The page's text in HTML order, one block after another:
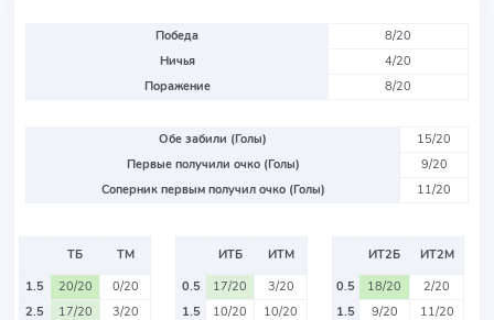
Победа
8/20
Ничья
4/20
Поражение
8/20
Обе забили (Голы)
15/20
Первые получили очко (Голы)
9/20
Соперник первым получил очко (Голы)
11/20
ТБ
ТМ
1.5
20/20
0/20
2.5
17/20
3/20
ИТБ
ИТМ
0.5
17/20
3/20
1.5
10/20
10/20
ИТ2Б
ИТ2М
0.5
18/20
2/20
1.5
9/20
11/20